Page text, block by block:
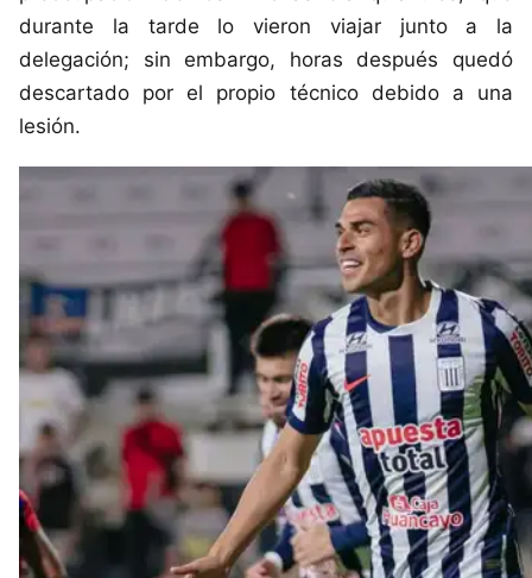
durante la tarde lo vieron viajar junto a la
delegación; sin embargo, horas después quedó
descartado por el propio técnico debido a una
lesión.